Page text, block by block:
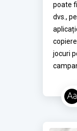
poate
dvs.,
jocuri